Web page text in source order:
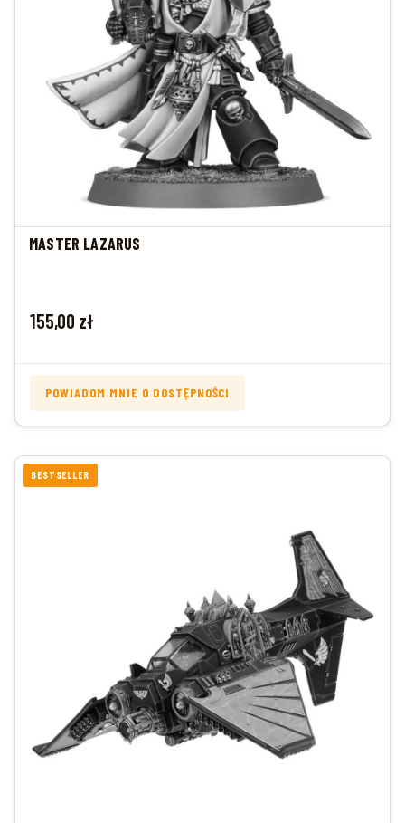
MASTER LAZARUS
Cena
155,00 zł
POWIADOM MNIE O DOSTĘPNOŚCI
BESTSELLER